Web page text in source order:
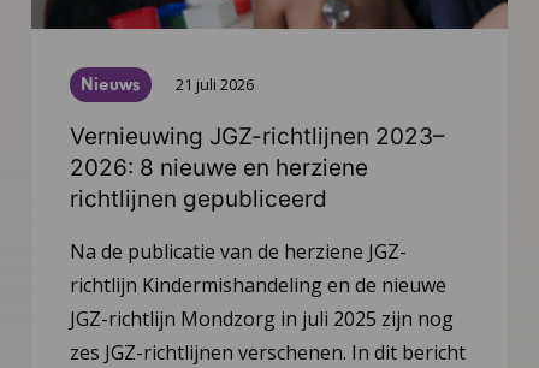
Nieuws 21 juli 2026
Vernieuwing JGZ-richtlijnen 2023–
2026: 8 nieuwe en herziene
richtlijnen gepubliceerd
Na de publicatie van de herziene JGZ-
richtlijn Kindermishandeling en de nieuwe
JGZ-richtlijn Mondzorg in juli 2025 zijn nog
zes JGZ-richtlijnen verschenen. In dit bericht